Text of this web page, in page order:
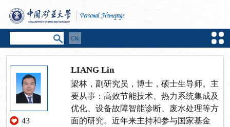
43
LIANG Lin
梁林，副研究员，博士，硕士生导师。主
要从事：高效节能技术、热力系统集成及
优化、设备故障智能诊断、废水处理等方
面的研究。近年来主持和参与国家基金